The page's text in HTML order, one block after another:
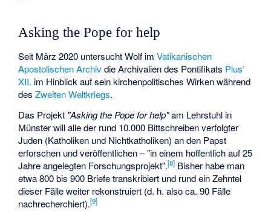
Asking the Pope for help
Seit März 2020 untersucht Wolf imVatikanischen
Apostolischen Archivdie Archivalien des Pontifikats Pius’
XII. im Hinblick auf sein kirchenpolitisches Wirken während
desZweiten Weltkriegs.
Das Projekt "Asking the Pope for help"am Lehrstuhl in
Münster will alle der rund 10.000 Bittschreiben verfolgter
Juden (Katholiken und Nichtkatholiken) an den Papst
erforschen und veröffentlichen – "in einem hoffentlich auf 25
Jahre angelegten Forschungsprojekt".[8] Bisher habe man
etwa 800 bis 900 Briefe transkribiert und rund ein Zehntel
dieser Fälle weiter rekonstruiert (d. h. also ca. 90 Fälle
nachrecherchiert).[9]